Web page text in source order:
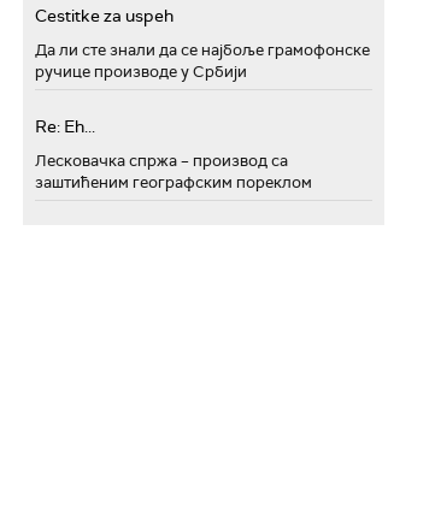
Cestitke za uspeh
Да ли сте знали да се најбоље грамофонске
ручице производе у Србији
Re: Eh...
Лесковачка спржа – производ са
заштићеним географским пореклом